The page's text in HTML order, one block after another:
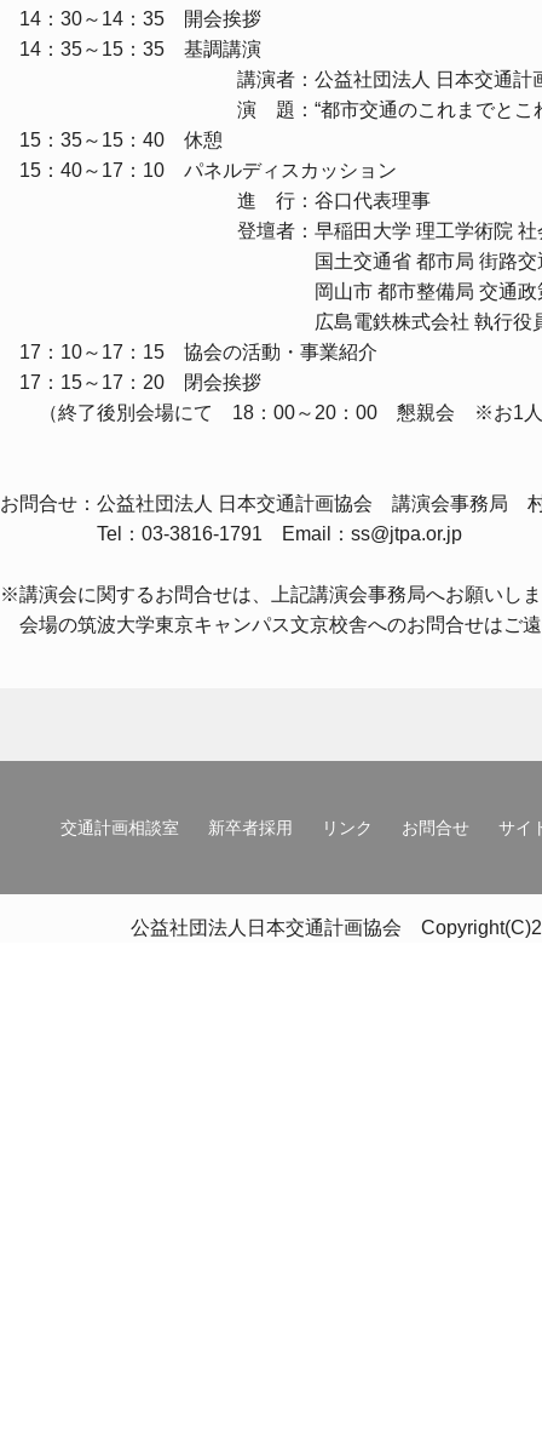
14：30～14：35 開会挨拶
14：35～15：35 基調講演
講演者：公益社団法人 日本交通計画協会
演 題：“都市交通のこれまでとこれ
15：35～15：40 休憩
15：40～17：10 パネルディスカッション
進 行：谷口代表理事
登壇者：早稲田大学 理工学術院 社会環境
国土交通省 都市局 街路交通施設課
岡山市 都市整備局 交通政策課 副
広島電鉄株式会社 執行役員 地域共
17：10～17：15 協会の活動・事業紹介
17：15～17：20 閉会挨拶
（終了後別会場にて 18：00～20：00 懇親会 ※お1人
お問合せ：公益社団法人 日本交通計画協会 講演会事務局
Tel：03-3816-1791 Email：ss@jtpa.or.jp
※講演会に関するお問合せは、上記講演会事務局へお願いし
会場の筑波大学東京キャンパス文京校舎へのお問合せはご
交通計画相談室 新卒者採用 リンク お問合せ サイ
公益社団法人日本交通計画協会